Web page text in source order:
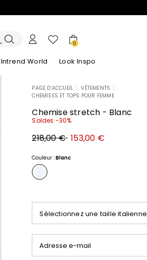
0
Intrend World Look Inspo
PAGE D’ACCUEIL VÊTEMENTS
CHEMISES ET TOPS POUR FEMME
Chemise stretch - Blanc
Soldes -30%
Prix
original
€
218,00 € Nouveau
prix
€
153,00 €
Couleur :Blanc
Sélectionnez une taille italienne
Adresse e-mail